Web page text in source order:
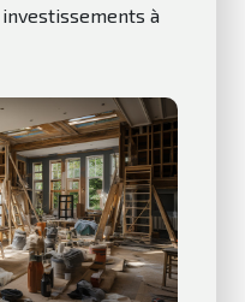
à